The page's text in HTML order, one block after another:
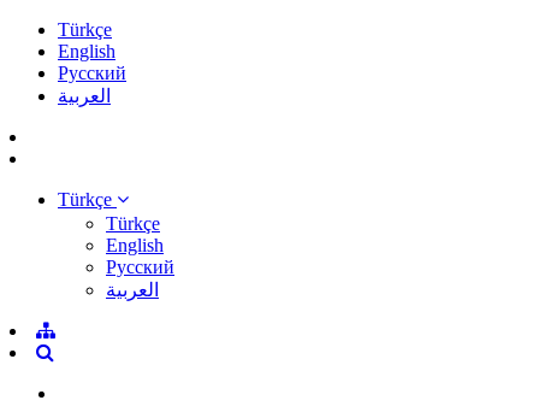
Türkçe
English
Pусский
العربية
Türkçe
Türkçe
English
Pусский
العربية